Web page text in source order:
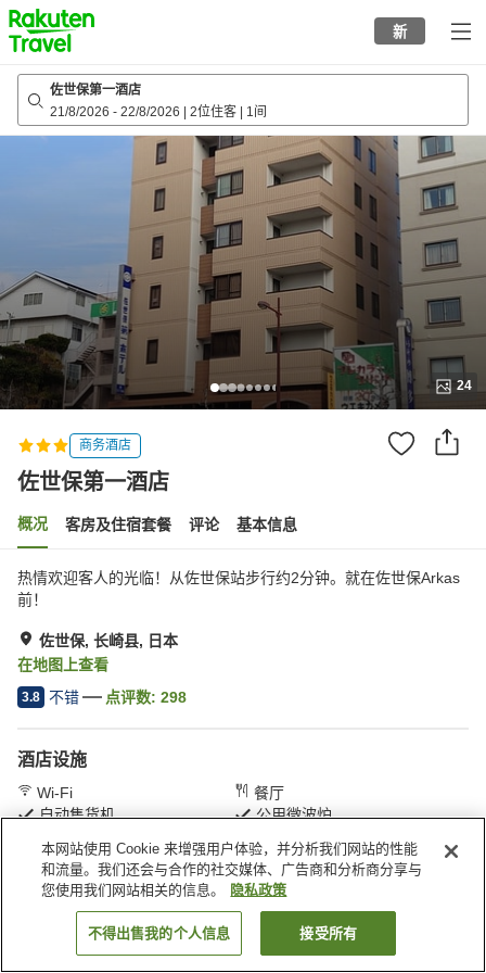
to
top
page
新
佐世保第一酒店
21/8/2026 - 22/8/2026 2位住客 1间
24
商务酒店
佐世保第一酒店
概况 客房及住宿套餐 评论 基本信息
热情欢迎客人的光临！从佐世保站步行约2分钟。就在佐世保Arkas
前！
佐世保, 长崎县, 日本
在地图上查看
3.8 不错 点评数: 298
酒店设施
Wi-Fi
餐厅
自动售货机
公用微波炉
首页 日本 长崎县 佐世保 佐世保第一酒店
搜索客房
本网站使用 Cookie 来增强用户体验，并分析我们网站的性能
和流量。我们还会与合作的社交媒体、广告商和分析商分享与
您使用我们网站相关的信息。
隐私政策
不得出售我的个人信息 接受所有